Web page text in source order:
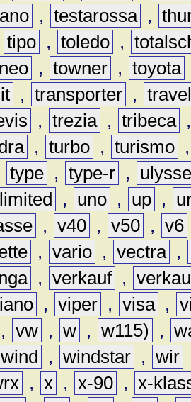
, testarossa ,
tipo , toledo ,
, towner , toyota
, transporter ,
, trezia , tribeca
, turbo , turismo
type , type-r ,
, uno , up ,
, v40 , v50 , v6
, vario , vectra ,
, verkauf ,
, viper , visa ,
, vw , w , w115) ,
wind , windstar , wir
, x , x-90 , x-